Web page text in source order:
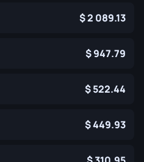
2 089.13
947.79
522.44
449.93